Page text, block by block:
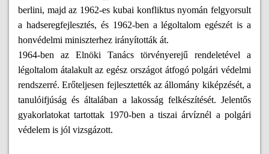
berlini, majd az 1962-es kubai konfliktus nyomán felgyorsult
a hadseregfejlesztés, és 1962-ben a légoltalom egészét is a
honvédelmi miniszterhez irányították át.
1964-ben az Elnöki Tanács törvényerejű rendeletével a
légoltalom átalakult az egész országot átfogó polgári védelmi
rendszerré. Erőteljesen fejlesztették az állomány kiképzését, a
tanulóifjúság és általában a lakosság felkészítését. Jelentős
gyakorlatokat tartottak 1970-ben a tiszai árvíznél a polgári
védelem is jól vizsgázott.